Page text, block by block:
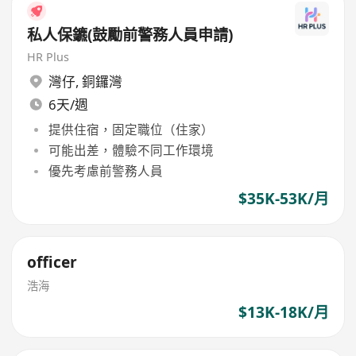
私人保鑣(鼓勵前警務人員申請)
HR Plus
灣仔, 銅鑼灣
6天/週
提供住宿，固定職位（住家）
可能出差，體驗不同工作環境
優先考慮前警務人員
$35K-53K/月
officer
浩海
$13K-18K/月